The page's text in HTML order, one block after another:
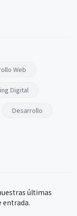
Web
Digital
Desarrollo
últimas
entrada.